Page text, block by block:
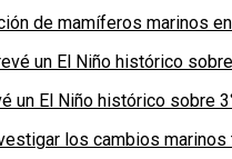
de mamíferos marinos
un El Niño histórico sobre